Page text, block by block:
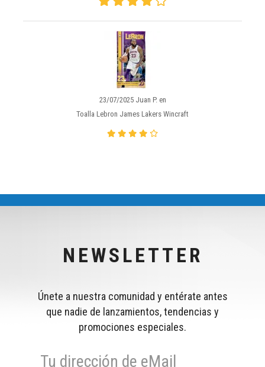
23/07/2025 Juan P. en
Toalla Lebron James Lakers Wincraft
NEWSLETTER
Únete a nuestra comunidad y entérate antes
que nadie de lanzamientos, tendencias y
promociones especiales.